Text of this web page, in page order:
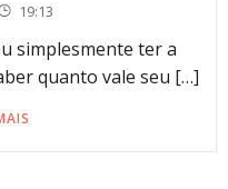
19:13
simplesmente ter a
quanto vale seu […]